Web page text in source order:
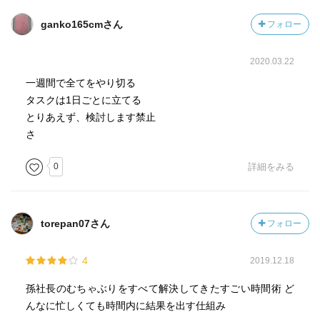
ganko165cmさん フォロー
2020.03.22
一週間で全てをやり切る
タスクは1日ごとに立てる
とりあえず、検討します禁止
さ
0 詳細をみる
torepan07さん フォロー
4 2019.12.18
孫社長のむちゃぶりをすべて解決してきたすごい時間術 ど
んなに忙しくても時間内に結果を出す仕組み